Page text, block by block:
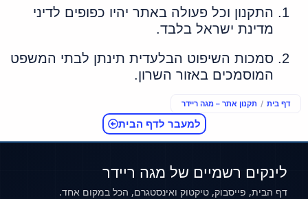
התקנון וכל פעולה באתר יהיו כפופים לדיני
מדינת ישראל בלבד.
סמכות השיפוט הבלעדית תינתן לבתי המשפט
המוסמכים באזור השרון.
דף בית / תקנון אתר – מגה ריידר
למעבר לדף הבית
לינקים רשמיים של מגה ריידר
דף הבית, פייסבוק, טיקטוק ואינסטגרם, הכל במקום אחד.